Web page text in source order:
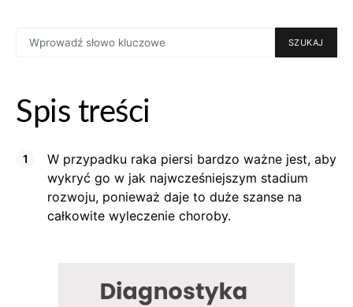
FOR:
SZUKAJ
Spis treści
W przypadku raka piersi bardzo ważne jest, aby
wykryć go w jak najwcześniejszym stadium
rozwoju, ponieważ daje to duże szanse na
całkowite wyleczenie choroby.